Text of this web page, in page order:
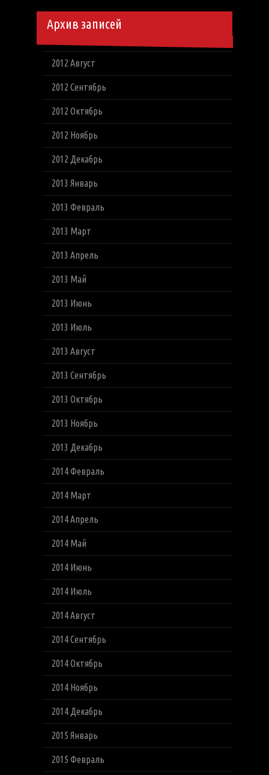
Архив записей
2012 Август
2012 Сентябрь
2012 Октябрь
2012 Ноябрь
2012 Декабрь
2013 Январь
2013 Февраль
2013 Март
2013 Апрель
2013 Май
2013 Июнь
2013 Июль
2013 Август
2013 Сентябрь
2013 Октябрь
2013 Ноябрь
2013 Декабрь
2014 Февраль
2014 Март
2014 Апрель
2014 Май
2014 Июнь
2014 Июль
2014 Август
2014 Сентябрь
2014 Октябрь
2014 Ноябрь
2014 Декабрь
2015 Январь
2015 Февраль